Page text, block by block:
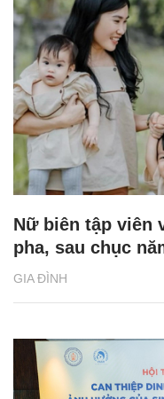
GIA ĐÌNH
Nữ biên tập viên
pha, sau chục